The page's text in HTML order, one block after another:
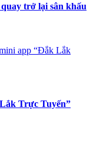
trở lại sân khấu
app “Đắk Lắk
Trực Tuyến”